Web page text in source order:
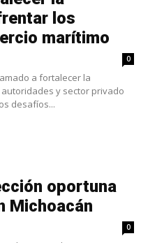
los
marítimo
0
a fortalecer la
y sector privado
desafíos...
oportuna
Michoacán
0